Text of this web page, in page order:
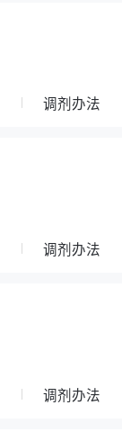
调剂办法
调剂办法
调剂办法